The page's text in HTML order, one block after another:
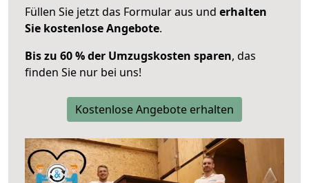
Füllen Sie jetzt das Formular aus und erhalten
Sie kostenlose Angebote.
Bis zu 60 % der Umzugskosten sparen, das
finden Sie nur bei uns!
Kostenlose Angebote erhalten